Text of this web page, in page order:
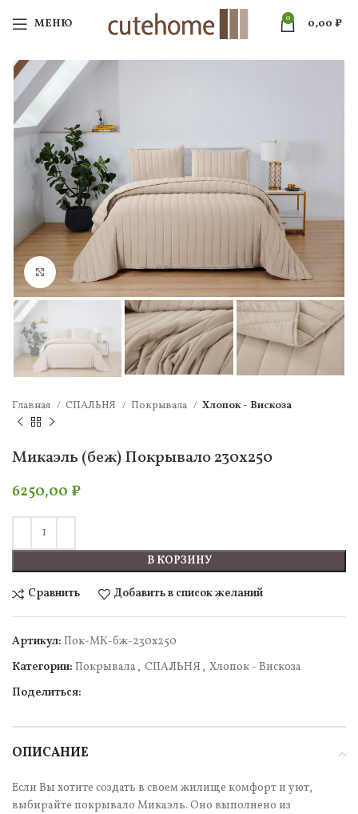
МЕНЮ 0 0,00 ₽
Нажмите, чтобы увеличить
Главная СПАЛЬНЯ Покрывала Хлопок - Вискоза
Микаэль (беж) Покрывало 230х250
6250,00 ₽
В КОРЗИНУ
Сравнить Добавить в список желаний
Артикул: Пок-МК-бж-230х250
Категории: Покрывала , СПАЛЬНЯ , Хлопок - Вискоза
Поделиться:
ОПИСАНИЕ
Если Вы хотите создать в своем жилище комфорт и уют,
выбирайте покрывало Микаэль. Оно выполнено из